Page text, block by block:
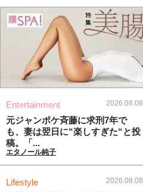
Entertainment 2026.08.08
元ジャンポケ斉藤に求刑7年で
も、妻は翌日に“楽しすぎた“と投
稿。「...
エタノール純子
Lifestyle 2026.08.08